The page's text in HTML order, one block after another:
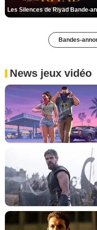
Bandes-
News jeux vidéo